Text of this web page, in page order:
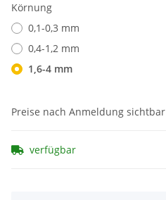
Körnung
0,1-0,3 mm
0,4-1,2 mm
1,6-4 mm
Preise nach Anmeldung sichtbar
verfügbar